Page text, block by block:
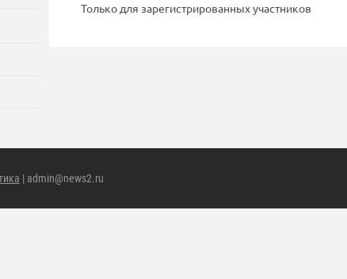
Только для зарегистрированных участников
| admin@news2.ru